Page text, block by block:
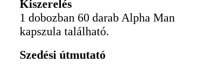
Kiszerelés
1 dobozban 60 darab Alpha Man
kapszula található.
Szedési útmutató